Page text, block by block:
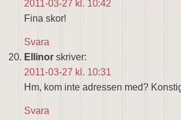
2011-03-27 kl. 10:42
Fina skor!
Svara
Ellinor skriver:
2011-03-27 kl. 10:31
Hm, kom inte adressen med?
Svara